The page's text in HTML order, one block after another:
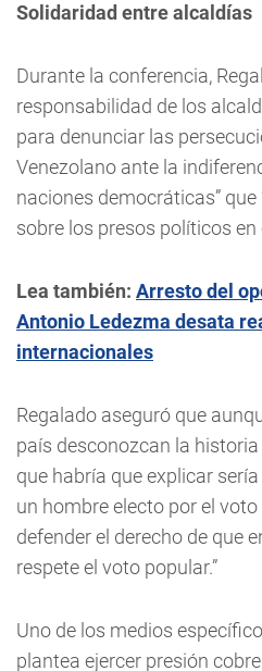
Solidaridad entre
Durante la conferencia,
responsabilidad de los
para denunciar las
Venezolano ante la
naciones democráticas” que
sobre los presos políticos en
Lea también: Arresto del
Antonio Ledezma desata
internacionales
Regalado aseguró que
país desconozcan la
que habría que explicar
un hombre electo por el
defender el derecho de que
respete el voto popular.”
Uno de los medios
plantea ejercer presión